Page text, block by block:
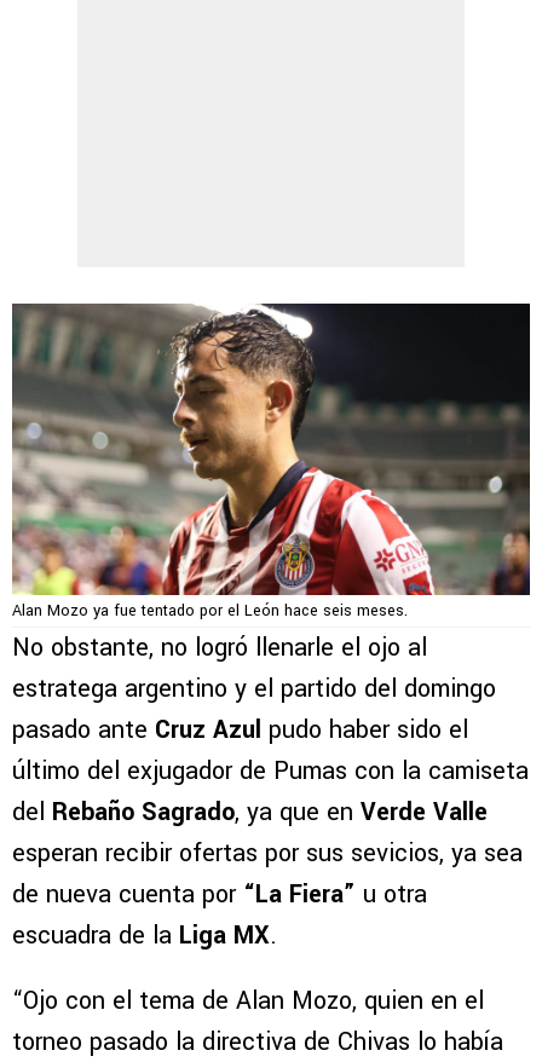
Alan Mozo ya fue tentado por el León hace seis meses.
No obstante, no logró llenarle el ojo al
estratega argentino y el partido del domingo
pasado ante Cruz Azul pudo haber sido el
último del exjugador de Pumas con la camiseta
del Rebaño Sagrado, ya que en Verde Valle
esperan recibir ofertas por sus sevicios, ya sea
de nueva cuenta por “La Fiera” u otra
escuadra de la Liga MX.
“Ojo con el tema de Alan Mozo, quien en el
torneo pasado la directiva de Chivas lo había